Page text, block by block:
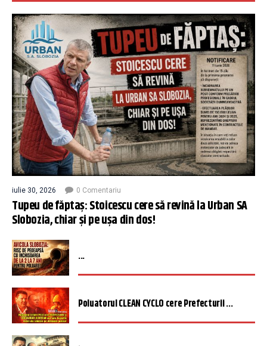
iulie 30, 2026 0 Comentariu
Tupeu de făptaș: Stoicescu cere să revină la Urban SA
Slobozia, chiar și pe ușa din dos!
...
Poluatorul CLEAN CYCLO cere Prefecturii ...